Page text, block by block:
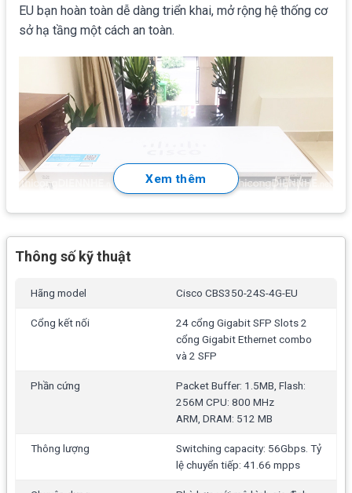
EU bạn hoàn toàn dễ dàng triển khai, mở rộng hệ thống cơ
sở hạ tầng một cách an toàn.
Xem thêm
Thông số kỹ thuật
Hãng model Cisco CBS350-24S-4G-EU
Cổng kết nối
24 cổng Gigabit SFP Slots 2
cổng Gigabit Ethernet combo
và 2 SFP
Phần cứng
Packet Buffer: 1.5MB, Flash:
256M CPU: 800 MHz
ARM, DRAM: 512 MB
Thông lượng
Switching capacity: 56Gbps. Tỷ
lệ chuyển tiếp: 41.66 mpps